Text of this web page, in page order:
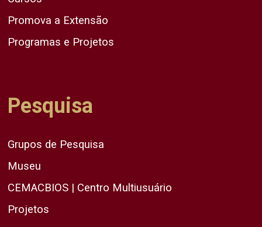
Promova a Extensão
Programas e Projetos
Pesquisa
Grupos de Pesquisa
Museu
CEMACBIOS | Centro Multiusuário
Projetos